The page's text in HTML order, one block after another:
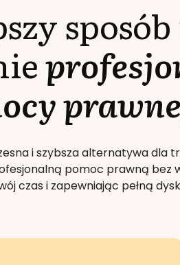
i szybsza alternatywa dla
pomoc prawną bez
czas i zapewniając pełną